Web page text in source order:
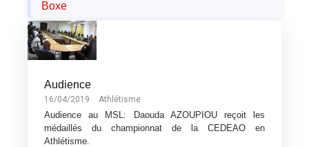
Boxe
Audience
16/04/2019 Athlétisme
Audience au MSL: Daouda AZOUPIOU reçoit les
médaillés du championnat de la CEDEAO en
Athlétisme.